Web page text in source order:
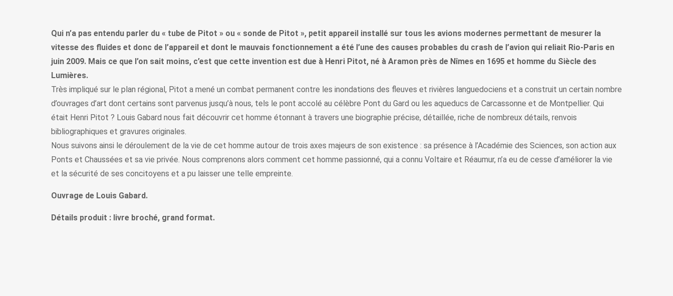
Qui n’a pas entendu parler du « tube de Pitot » ou « sonde de Pitot », petit appareil installé sur tous les avions modernes permettant de mesurer la
vitesse des fluides et donc de l’appareil et dont le mauvais fonctionnement a été l’une des causes probables du crash de l’avion qui reliait Rio-Paris en
juin 2009. Mais ce que l’on sait moins, c’est que cette invention est due à Henri Pitot, né à Aramon près de Nîmes en 1695 et homme du Siècle des
Lumières.
Très impliqué sur le plan régional, Pitot a mené un combat permanent contre les inondations des fleuves et rivières languedociens et a construit un certain nombre
d’ouvrages d’art dont certains sont parvenus jusqu’à nous, tels le pont accolé au célèbre Pont du Gard ou les aqueducs de Carcassonne et de Montpellier. Qui
était Henri Pitot ? Louis Gabard nous fait découvrir cet homme étonnant à travers une biographie précise, détaillée, riche de nombreux détails, renvois
bibliographiques et gravures originales.
Nous suivons ainsi le déroulement de la vie de cet homme autour de trois axes majeurs de son existence : sa présence à l’Académie des Sciences, son action aux
Ponts et Chaussées et sa vie privée. Nous comprenons alors comment cet homme passionné, qui a connu Voltaire et Réaumur, n’a eu de cesse d’améliorer la vie
et la sécurité de ses concitoyens et a pu laisser une telle empreinte.
Ouvrage de Louis Gabard.
Détails produit : livre broché, grand format.